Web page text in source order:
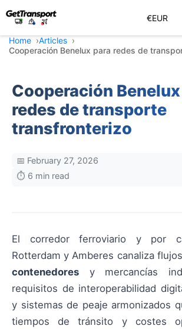
€EUR
Home
Articles
Cooperación Benelux para redes de
Cooperación
redes de transporte
transfronterizo
📅 February 27, 2026
⏱️ 6 min read
El corredor ferroviario y por
Rotterdam y Amberes canaliza
contenedores y mercancías
requisitos de interoperabilidad
y sistemas de peaje armonizados
tiempos de tránsito y costes